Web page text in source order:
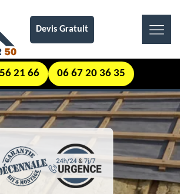
Devis Gratuit
21 66 06 67 20 36 35